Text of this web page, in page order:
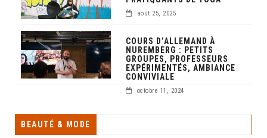
août 25, 2025
COURS D’ALLEMAND À
NUREMBERG : PETITS
GROUPES, PROFESSEURS
EXPÉRIMENTÉS, AMBIANCE
CONVIVIALE
octobre 11, 2024
BEAUTÉ & MODE